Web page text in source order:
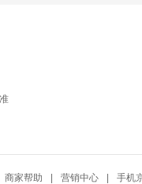
商家帮助 营销中心 手机